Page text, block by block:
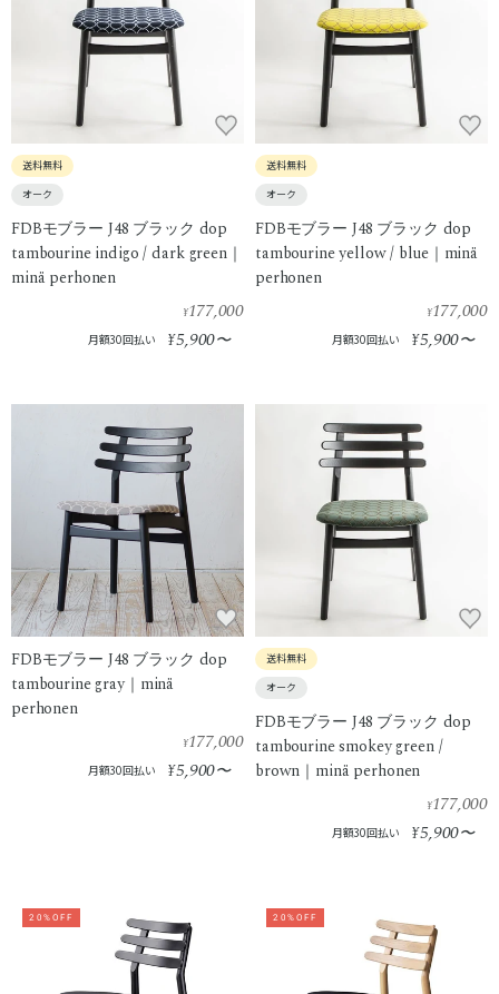
送料無料
オーク
FDBモブラー J48 ブラック dop
tambourine indigo / dark green｜
minä perhonen
¥177,000
月額30回払い ¥5,900〜
送料無料
オーク
FDBモブラー J48 ブラック dop
tambourine yellow / blue｜minä
perhonen
¥177,000
月額30回払い ¥5,900〜
FDBモブラー J48 ブラック dop
tambourine gray｜minä
perhonen
¥177,000
月額30回払い ¥5,900〜
送料無料
オーク
FDBモブラー J48 ブラック dop
tambourine smokey green /
brown｜minä perhonen
¥177,000
月額30回払い ¥5,900〜
20%OFF 20%OFF